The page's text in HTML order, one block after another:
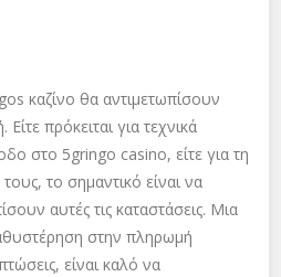
καζίνο θα αντιμετωπίσουν
πρόκειται για τεχνικά
στο 5gringo casino, είτε για τη
το σημαντικό είναι να
αυτές τις καταστάσεις. Μια
στην πληρωμή
είναι καλό να